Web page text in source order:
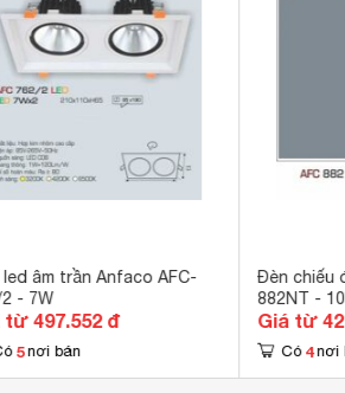
âm trần Anfaco AFC-
- 7W
từ 497.552 đ
5 nơi bán
Đèn chiếu
882NT -
Giá từ
Có 4 nơi